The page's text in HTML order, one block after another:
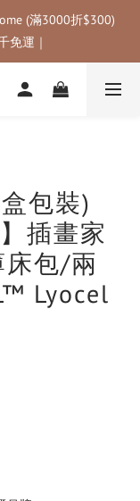
(滿3000折$300)
免運｜
(滿3000折$300)
免運｜
｜滿$1000最高可折
(滿3000折$300)
免運｜
包裝)
插畫家
包/兩
Lyocel